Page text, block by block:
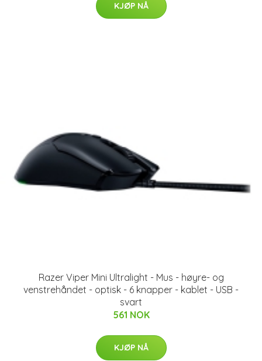
KJØP NÅ
Razer Viper Mini Ultralight - Mus - høyre- og
venstrehåndet - optisk - 6 knapper - kablet - USB -
svart
561 NOK
KJØP NÅ